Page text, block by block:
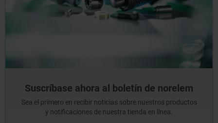
Suscríbase ahora al boletín de norelem
Sea el primero en recibir noticias sobre nuestros productos
y notificaciones de nuestra tienda en línea.